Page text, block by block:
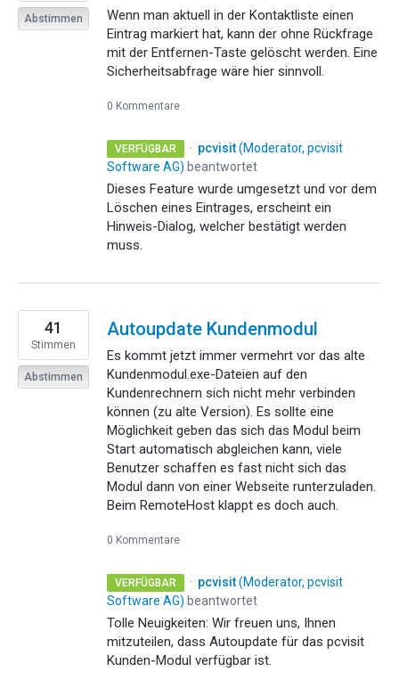
Wenn man aktuell in der Kontaktliste einen
Eintrag markiert hat, kann der ohne Rückfrage
mit der Entfernen-Taste gelöscht werden. Eine
Sicherheitsabfrage wäre hier sinnvoll.
Abstimmen
0 Kommentare
VERFÜGBAR · pcvisit(Moderator, pcvisit
Software AG) beantwortet
Dieses Feature wurde umgesetzt und vor dem
Löschen eines Eintrages, erscheint ein
Hinweis-Dialog, welcher bestätigt werden
muss.
Autoupdate Kundenmodul
Es kommt jetzt immer vermehrt vor das alte
Kundenmodul.exe-Dateien auf den
Kundenrechnern sich nicht mehr verbinden
können (zu alte Version). Es sollte eine
Möglichkeit geben das sich das Modul beim
Start automatisch abgleichen kann, viele
Benutzer schaffen es fast nicht sich das
Modul dann von einer Webseite runterzuladen.
Beim RemoteHost klappt es doch auch.
41
Stimmen
Abstimmen
0 Kommentare
VERFÜGBAR · pcvisit(Moderator, pcvisit
Software AG) beantwortet
Tolle Neuigkeiten: Wir freuen uns, Ihnen
mitzuteilen, dass Autoupdate für das pcvisit
Kunden-Modul verfügbar ist.